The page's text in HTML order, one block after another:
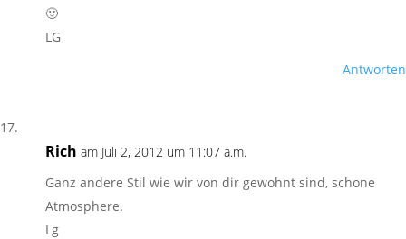
🙂
LG
Antworten
Rich am Juli 2, 2012 um 11:07 a.m.
Ganz andere Stil wie wir von dir gewohnt sind, schone
Atmosphere.
Lg